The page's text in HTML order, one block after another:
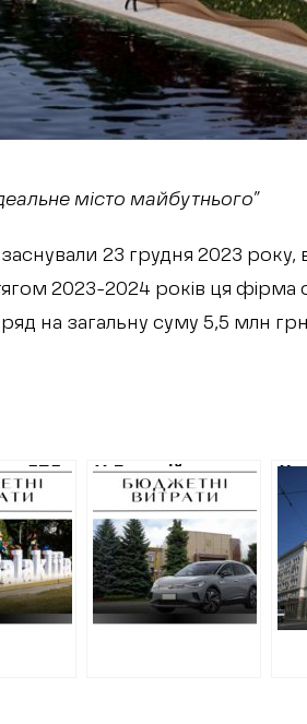
місто майбутнього”
23 грудня 2023
2023-2024 років ця фірма
на загальну суму 5,5 млн
за 575
який
році
У Лозовій
купують
електромобіль за
1,5 мільйона
гривень